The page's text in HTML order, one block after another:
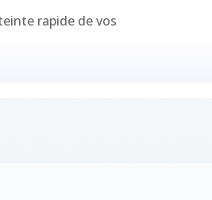
rapide de vos